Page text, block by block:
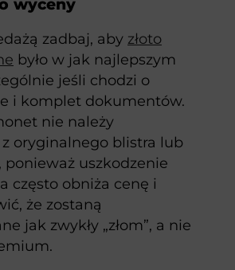
wyceny
zadbaj, aby złoto
było w jak najlepszym
jeśli chodzi o
i komplet dokumentów.
nie należy
oryginalnego blistra lub
ponieważ uszkodzenie
często obniża cenę i
że zostaną
jak zwykły „złom”, a nie